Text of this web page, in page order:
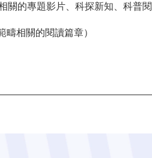
關的專題影片、科探新知、科普
疇相關的閱讀篇章）